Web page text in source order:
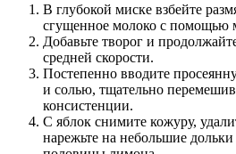
В глубокой миске взбейте
сгущенное молоко с помощью
Добавьте творог и
средней скорости.
Постепенно вводите
и солью, тщательно
консистенции.
С яблок снимите кожуру,
нарежьте на небольшие